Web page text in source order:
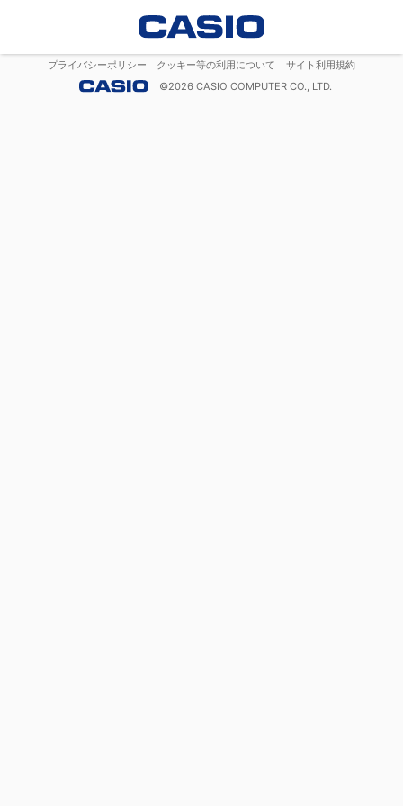
プライバシーポリシー クッキー等の利用について
サイト利用規約
©2026 CASIO COMPUTER CO., LTD.